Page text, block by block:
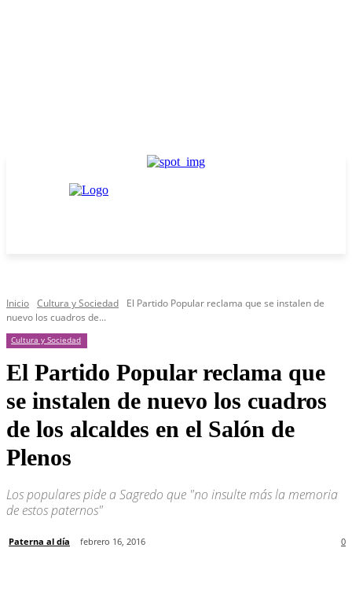
Inicio Cultura y Sociedad
El Partido Popular reclama que se instalen de
nuevo los cuadros de...
Cultura y Sociedad
El Partido Popular reclama que
se instalen de nuevo los cuadros
de los alcaldes en el Salón de
Plenos
Los populares pide a Sagredo que "no insulte más la memoria
de estos paternos"
Paterna al día febrero 16, 2016 0